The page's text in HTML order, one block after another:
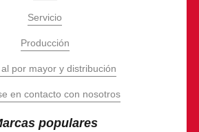
Servicio
Producción
por mayor y distribución
en contacto con nosotros
populares